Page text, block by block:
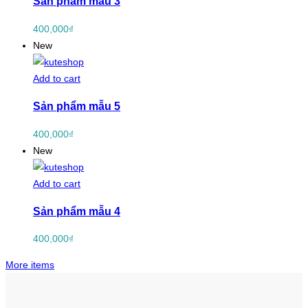
400,000₫
New
Add to cart
Sản phẩm mẫu 5
400,000₫
New
Add to cart
Sản phẩm mẫu 4
400,000₫
More items